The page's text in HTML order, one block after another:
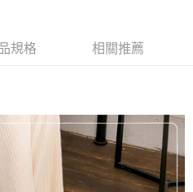
付」後，將跳轉至「AFTEE先享後付」
繳費，但若您需要取消訂單，請聯絡
訂單仍視為有效，需透過AFTEE先享
付 」之結帳頁面顯示為準，若有關於
相關疑問，請聯繫「AFTEE先享後付
)免運費
)免運費
規格 相關推薦